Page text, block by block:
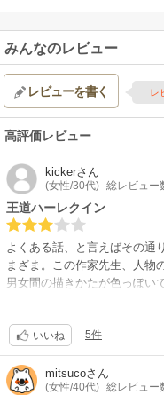
みんなのレビュー
レビューを書く レ
高評価レビュー
kickerさん
(女性/30代) 総レビュー
王道ハーレクイン
よくある話、と言えばその通
まざま。この作家先生、人物
男女間の描きかたが色っぽい
性｡拐うように男性に愛され
女性もネトーッと色っぽく
味違う感じがします。いや
ーレ100レビュー28
いいね 5件
mitsucoさん
(女性/40代) 総レビュー